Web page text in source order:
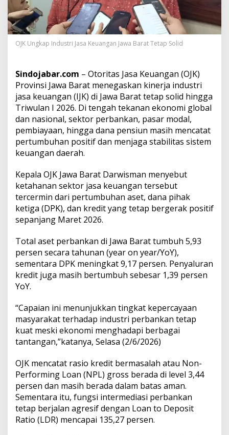
J
a
s
a
K
a
g
a
n
J
a
w
a
r
a
t
T
e
t
p
S
o
l
i
OJK Ungkap Industri Jasa Keuangan Jawa Barat Tetap Solid
Sindojabar.com – Otoritas Jasa Keuangan (OJK)
Provinsi Jawa Barat menegaskan kinerja industri
jasa keuangan (IJK) di Jawa Barat tetap solid hingga
Triwulan I 2026. Di tengah tekanan ekonomi global
dan nasional, sektor perbankan, pasar modal,
pembiayaan, hingga dana pensiun masih mencatat
pertumbuhan positif dan menjaga stabilitas sistem
keuangan daerah.
Kepala OJK Jawa Barat Darwisman menyebut
ketahanan sektor jasa keuangan tersebut
tercermin dari pertumbuhan aset, dana pihak
ketiga (DPK), dan kredit yang tetap bergerak positif
sepanjang Maret 2026.
Total aset perbankan di Jawa Barat tumbuh 5,93
persen secara tahunan (year on year/YoY),
sementara DPK meningkat 9,17 persen. Penyaluran
kredit juga masih bertumbuh sebesar 1,39 persen
YoY.
“Capaian ini menunjukkan tingkat kepercayaan
masyarakat terhadap industri perbankan tetap
kuat meski ekonomi menghadapi berbagai
tantangan,”katanya, Selasa (2/6/2026)
OJK mencatat rasio kredit bermasalah atau Non-
Performing Loan (NPL) gross berada di level 3,44
persen dan masih berada dalam batas aman.
Sementara itu, fungsi intermediasi perbankan
tetap berjalan agresif dengan Loan to Deposit
Ratio (LDR) mencapai 135,27 persen.